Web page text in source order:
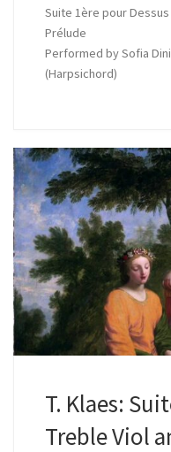
Suite 1ère pour
Prélude
Performed by Sofia
(Harpsichord)
T. Klaes:
Treble Viol